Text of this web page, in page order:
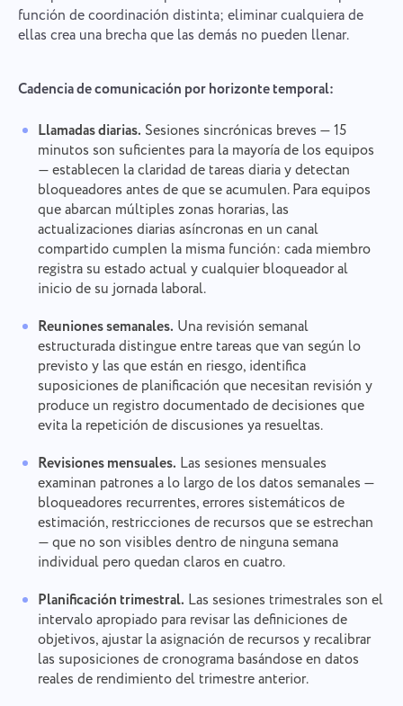
función de coordinación distinta; eliminar cualquiera de
ellas crea una brecha que las demás no pueden llenar.
Cadencia de comunicación por horizonte temporal:
Llamadas diarias. Sesiones sincrónicas breves — 15
minutos son suficientes para la mayoría de los equipos
— establecen la claridad de tareas diaria y detectan
bloqueadores antes de que se acumulen. Para equipos
que abarcan múltiples zonas horarias, las
actualizaciones diarias asíncronas en un canal
compartido cumplen la misma función: cada miembro
registra su estado actual y cualquier bloqueador al
inicio de su jornada laboral.
Reuniones semanales. Una revisión semanal
estructurada distingue entre tareas que van según lo
previsto y las que están en riesgo, identifica
suposiciones de planificación que necesitan revisión y
produce un registro documentado de decisiones que
evita la repetición de discusiones ya resueltas.
Revisiones mensuales. Las sesiones mensuales
examinan patrones a lo largo de los datos semanales —
bloqueadores recurrentes, errores sistemáticos de
estimación, restricciones de recursos que se estrechan
— que no son visibles dentro de ninguna semana
individual pero quedan claros en cuatro.
Planificación trimestral. Las sesiones trimestrales son el
intervalo apropiado para revisar las definiciones de
objetivos, ajustar la asignación de recursos y recalibrar
las suposiciones de cronograma basándose en datos
reales de rendimiento del trimestre anterior.